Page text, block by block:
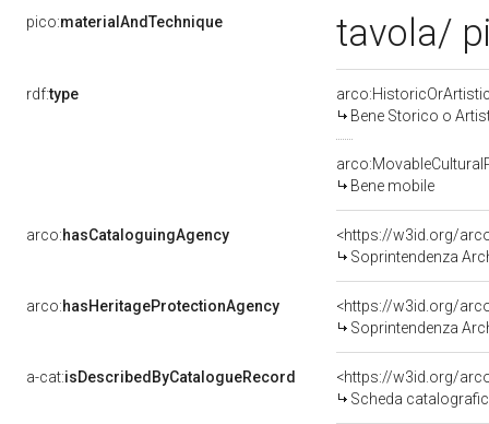
pico:materialAndTechnique tavola/
rdf:type
Bene Storico o
Bene mobile
arco:hasCataloguingAgency
<https://w3id.org/
Soprintendenza
arco:hasHeritageProtectionAgency
<https://w3id.org/
Soprintendenza
a-cat:isDescribedByCatalogueRecord
<https://w3id.org/
Scheda